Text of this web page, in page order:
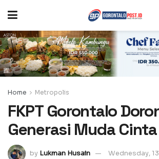
Home Metropolis
FKPT Gorontalo
Generasi Muda
by Lukman Husain Wednesday,